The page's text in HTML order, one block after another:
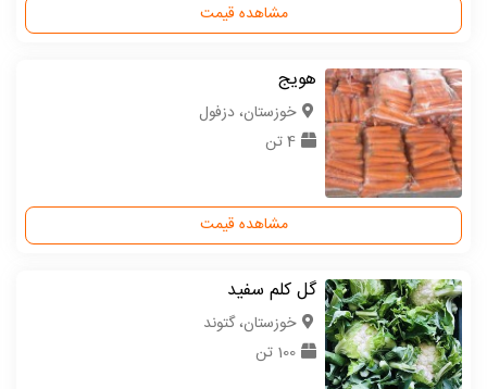
مشاهده قیمت
هویج
خوزستان، دزفول
4 تن
مشاهده قیمت
گل کلم سفید
خوزستان، گتوند
100 تن